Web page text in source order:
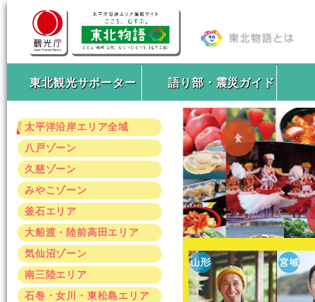
東北観光サポーター 語り部・震災ガイド
太平洋沿岸エリア全域
八戸ゾーン
久慈ゾーン
みやこゾーン
釜石エリア
大船渡・陸前高田エリア
気仙沼ゾーン
南三陸エリア
石巻・女川・東松島エリア